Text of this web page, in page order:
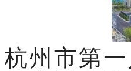
杭州市第